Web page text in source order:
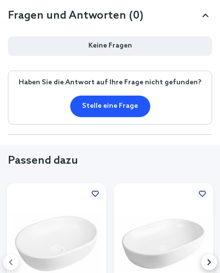
Fragen und Antworten (0)
Keine Fragen
Haben Sie die Antwort auf Ihre Frage nicht gefunden?
Stelle eine Frage
Passend dazu